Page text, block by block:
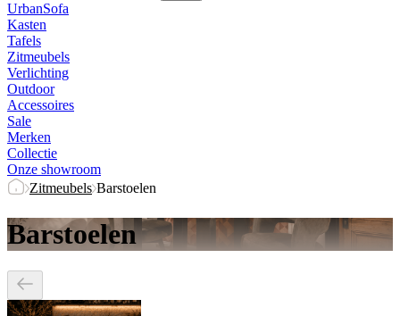
UrbanSofa
Kasten
Tafels
Zitmeubels
Verlichting
Outdoor
Accessoires
Sale
Merken
Collectie
Onze showroom
Zitmeubels Barstoelen
Barstoelen